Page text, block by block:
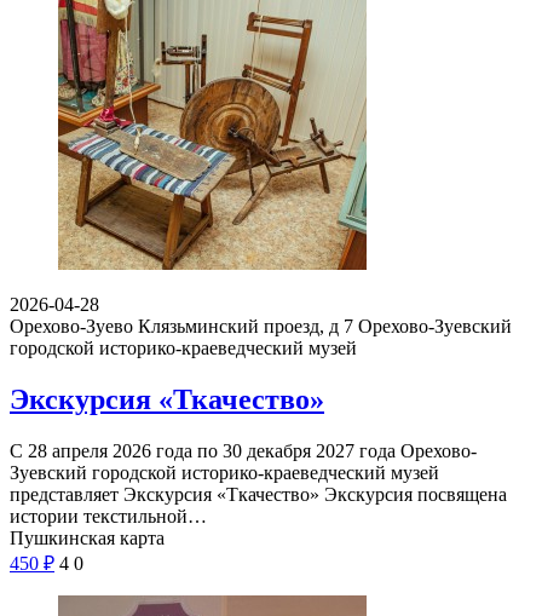
2026-04-28
Орехово-Зуево Клязьминский проезд, д 7 Орехово-Зуевский
городской историко-краеведческий музей
Экскурсия «Ткачество»
С 28 апреля 2026 года по 30 декабря 2027 года Орехово-
Зуевский городской историко-краеведческий музей
представляет Экскурсия «Ткачество» Экскурсия посвящена
истории текстильной…
Пушкинская карта
450 ₽ 4 0